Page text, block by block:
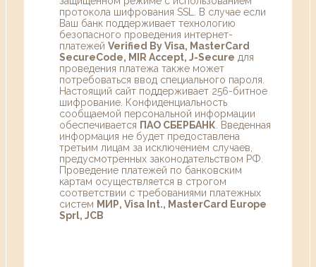
протокола шифрования SSL. В случае если
Ваш банк поддерживает технологию
безопасного проведения интернет-
платежей Verified By Visa, MasterCard
SecureCode, MIR Accept, J-Secure для
проведения платежа также может
потребоваться ввод специального пароля.
Настоящий сайт поддерживает 256-битное
шифрование. Конфиденциальность
сообщаемой персональной информации
обеспечивается ПАО СБЕРБАНК . Введенная
информация не будет предоставлена
третьим лицам за исключением случаев,
предусмотренных законодательством РФ.
Проведение платежей по банковским
картам осуществляется в строгом
соответствии с требованиями платежных
систем МИР, Visa Int., MasterCard Europe
Sprl, JCB